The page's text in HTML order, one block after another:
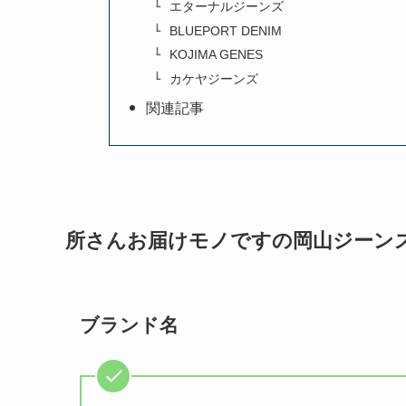
エターナルジーンズ
BLUEPORT DENIM
KOJIMA GENES
カケヤジーンズ
関連記事
所さんお届けモノですの岡山ジーン
ブランド名